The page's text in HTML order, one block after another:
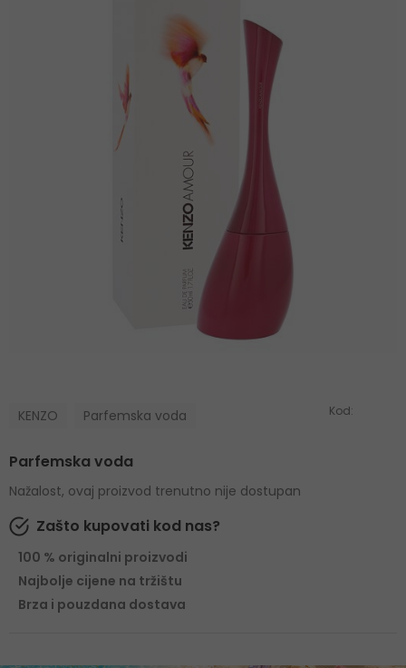
KENZO Parfemska voda Kod:
Parfemska voda
Nažalost, ovaj proizvod trenutno nije dostupan
Zašto kupovati kod nas?
100 % originalni proizvodi
Najbolje cijene na tržištu
Brza i pouzdana dostava